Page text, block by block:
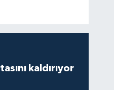
kaldırıyor